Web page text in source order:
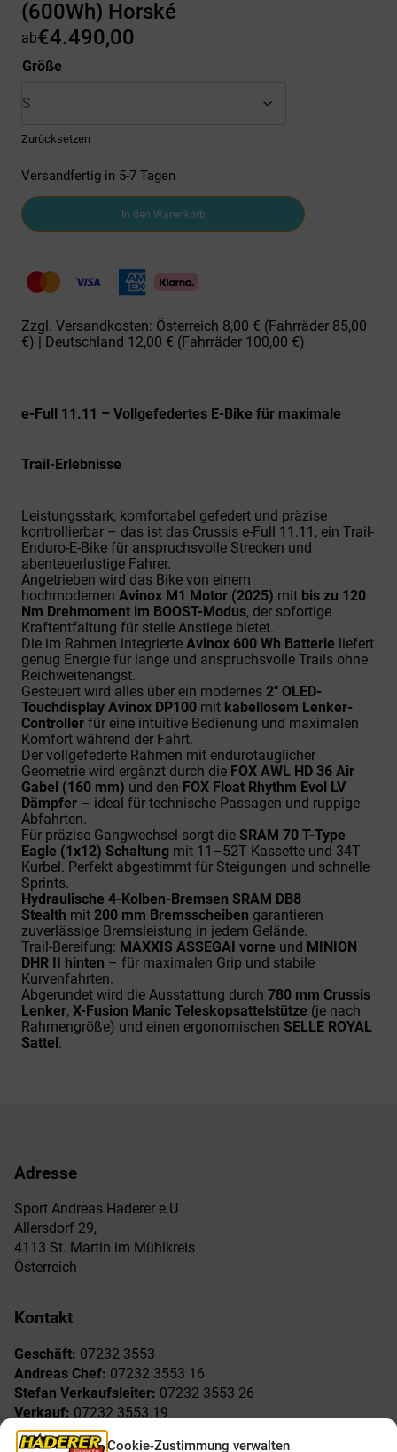
Cookie-Zustimmung verwalten
(600Wh) Horské
ab€4.490,00
Größe
Zurücksetzen
Versandfertig in 5-7 Tagen
Crussis
Elektro
Fullybike
Horské
Menge
In den Warenkorb
Zzgl. Versandkosten: Österreich 8,00 € (Fahrräder 85,00
€) | Deutschland 12,00 € (Fahrräder 100,00 €)
e-Full 11.11 – Vollgefedertes E-Bike für maximale
Trail-Erlebnisse
Leistungsstark, komfortabel gefedert und präzise
kontrollierbar – das ist das Crussis e-Full 11.11, ein Trail-
Enduro-E-Bike für anspruchsvolle Strecken und
abenteuerlustige Fahrer.
Angetrieben wird das Bike von einem
hochmodernen Avinox M1 Motor (2025) mit bis zu 120
Nm Drehmoment im BOOST-Modus, der sofortige
Kraftentfaltung für steile Anstiege bietet.
Die im Rahmen integrierte Avinox 600 Wh Batterie liefert
genug Energie für lange und anspruchsvolle Trails ohne
Reichweitenangst.
Gesteuert wird alles über ein modernes 2" OLED-
Touchdisplay Avinox DP100 mit kabellosem Lenker-
Controller für eine intuitive Bedienung und maximalen
Komfort während der Fahrt.
Der vollgefederte Rahmen mit endurotauglicher
Geometrie wird ergänzt durch die FOX AWL HD 36 Air
Gabel (160 mm) und den FOX Float Rhythm Evol LV
Dämpfer – ideal für technische Passagen und ruppige
Abfahrten.
Für präzise Gangwechsel sorgt die SRAM 70 T-Type
Eagle (1x12) Schaltung mit 11–52T Kassette und 34T
Kurbel. Perfekt abgestimmt für Steigungen und schnelle
Sprints.
Hydraulische 4-Kolben-Bremsen SRAM DB8
Stealth mit 200 mm Bremsscheiben garantieren
zuverlässige Bremsleistung in jedem Gelände.
Trail-Bereifung: MAXXIS ASSEGAI vorne und MINION
DHR II hinten – für maximalen Grip und stabile
Kurvenfahrten.
Abgerundet wird die Ausstattung durch 780 mm Crussis
Lenker, X-Fusion Manic Teleskopsattelstütze (je nach
Rahmengröße) und einen ergonomischen SELLE ROYAL
Sattel.
Adresse
Sport Andreas Haderer e.U
Allersdorf 29,
4113 St. Martin im Mühlkreis
Österreich
Kontakt
Geschäft: 07232 3553
Andreas Chef: 07232 3553 16
Stefan Verkaufsleiter: 07232 3553 26
Verkauf: 07232 3553 19
Reklamationen: